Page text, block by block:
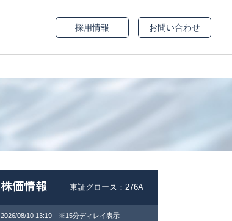
採用情報 お問い合わせ
株価情報 東証グロース：276A
2026/08/10 13:19 ※15分ディレイ表示